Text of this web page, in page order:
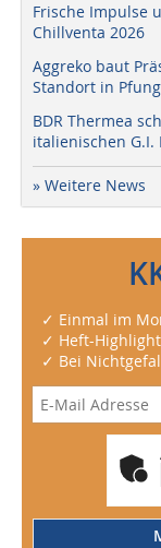
Frische Impulse
Chillventa 2026
Aggreko baut
Standort in
BDR Thermea
italienischen G.I.
» Weitere News
✓ Einmal im
✓ Heft-
✓ Bei